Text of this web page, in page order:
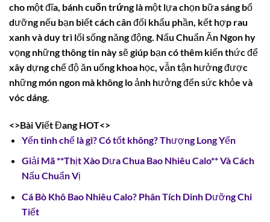
cho một đĩa, bánh cuốn trứnglà một lựa chọn bữa sáng bổ
dưỡng nếu bạn biết cách cân đối khẩu phần, kết hợp rau
xanh và duy trì lối sống năng động. Nấu Chuẩn Ăn Ngon hy
vọng những thông tin này sẽ giúp bạn có thêm kiến thức để
xây dựng chế độ ăn uống khoa học, vẫn tận hưởng được
những món ngon mà không lo ảnh hưởng đến sức khỏe và
vóc dáng.
<>Bài Viết Đang HOT<>
Yến tinh chế là gì? Có tốt không? Thượng Long Yến
Giải Mã **Thịt Xào Dưa Chua Bao Nhiêu Calo** Và Cách
Nấu Chuẩn Vị
Cá Bò Khô Bao Nhiêu Calo? Phân Tích Dinh Dưỡng Chi
Tiết